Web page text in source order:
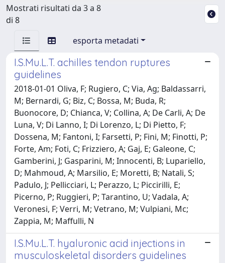
Mostrati risultati da 3 a 8
di 8
esporta metadati
I.S.Mu.L.T. achilles tendon ruptures
guidelines
2018-01-01 Oliva, F; Rugiero, C; Via, Ag; Baldassarri,
M; Bernardi, G; Biz, C; Bossa, M; Buda, R;
Buonocore, D; Chianca, V; Collina, A; De Carli, A; De
Luna, V; Di Lanno, I; Di Lorenzo, L; Di Pietto, F;
Dossena, M; Fantoni, I; Farsetti, P; Fini, M; Finotti, P;
Forte, Am; Foti, C; Frizziero, A; Gaj, E; Galeone, C;
Gamberini, J; Gasparini, M; Innocenti, B; Lupariello,
D; Mahmoud, A; Marsilio, E; Moretti, B; Natali, S;
Padulo, J; Pellicciari, L; Perazzo, L; Piccirilli, E;
Picerno, P; Ruggieri, P; Tarantino, U; Vadala, A;
Veronesi, F; Verri, M; Vetrano, M; Vulpiani, Mc;
Zappia, M; Maffulli, N
I.S.Mu.L.T. hyaluronic acid injections in
musculoskeletal disorders guidelines